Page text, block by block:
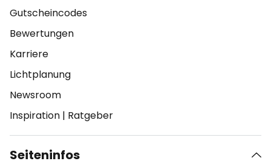
Gutscheincodes
Bewertungen
Karriere
Lichtplanung
Newsroom
Inspiration | Ratgeber
Seiteninfos